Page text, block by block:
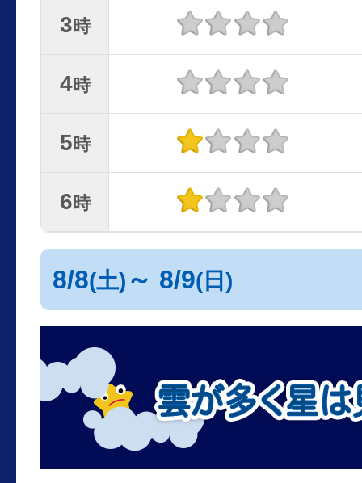
3時
4時
5時
6時
8/8(土) ～ 8/9(日)